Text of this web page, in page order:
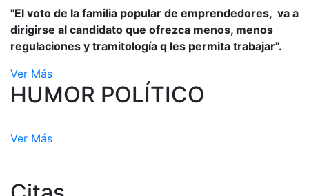
"El voto de la familia popular de emprendedores, va a
dirigirse al candidato que ofrezca menos, menos
regulaciones y tramitología q les permita trabajar".
Ver Más
HUMOR POLÍTICO
Ver Más